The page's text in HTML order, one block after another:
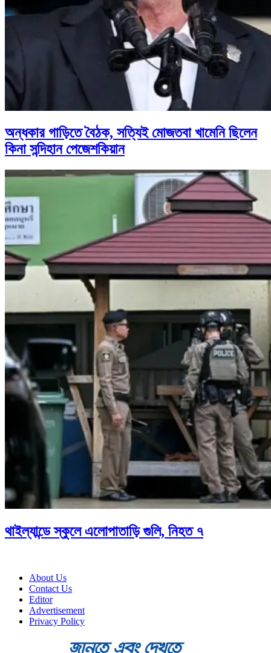
অন্ধকার গাড়িতে বৈঠক, সত্যিই মোজতবা খামেনি ছিলেন
কিনা সন্দিহান পেজেশকিয়ান
থাইল্যান্ডে স্কুলে এলোপাতাড়ি গুলি, নিহত ৭
About Us
Contact Us
Editor
Advertisement
Privacy Policy